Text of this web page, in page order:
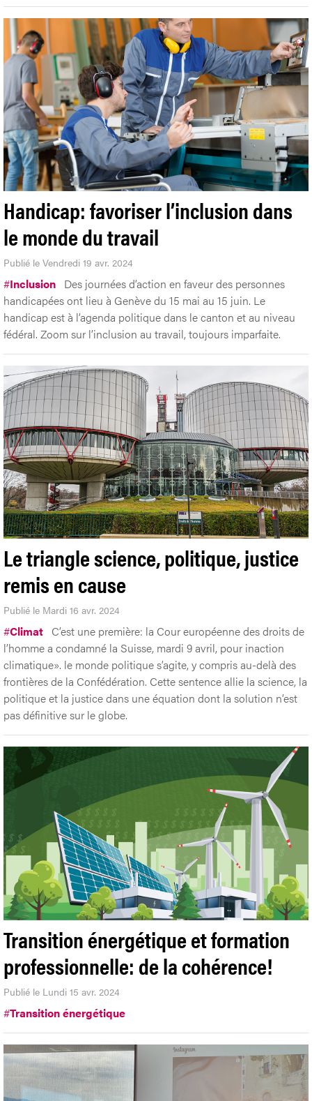
Handicap: favoriser l’inclusion dans
le monde du travail
Publié le Vendredi 19 avr. 2024
#Inclusion Des journées d’action en faveur des personnes
handicapées ont lieu à Genève du 15 mai au 15 juin. Le
handicap est à l’agenda politique dans le canton et au niveau
fédéral. Zoom sur l’inclusion au travail, toujours imparfaite.
Le triangle science, politique, justice
remis en cause
Publié le Mardi 16 avr. 2024
#Climat C’est une première: la Cour européenne des droits de
l’homme a condamné la Suisse, mardi 9 avril, pour inaction
climatique». le monde politique s’agite, y compris au-delà des
frontières de la Confédération. Cette sentence allie la science, la
politique et la justice dans une équation dont la solution n’est
pas définitive sur le globe.
Transition énergétique et formation
professionnelle: de la cohérence!
Publié le Lundi 15 avr. 2024
#Transition énergétique